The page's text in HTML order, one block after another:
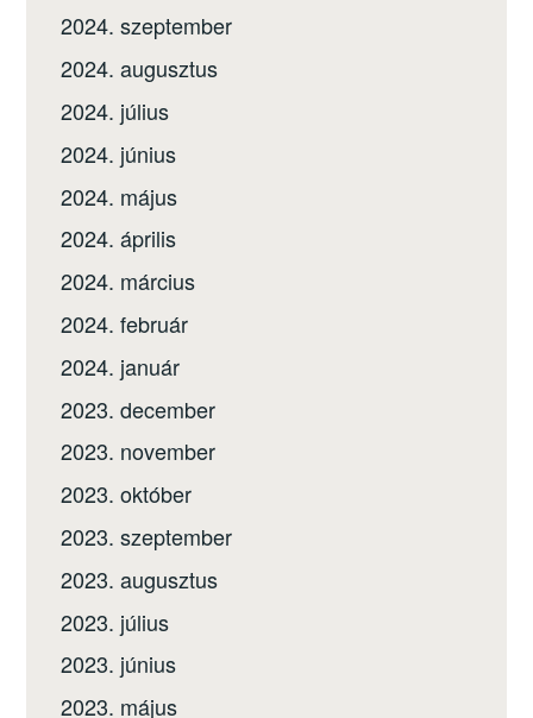
2024. szeptember
2024. augusztus
2024. július
2024. június
2024. május
2024. április
2024. március
2024. február
2024. január
2023. december
2023. november
2023. október
2023. szeptember
2023. augusztus
2023. július
2023. június
2023. május